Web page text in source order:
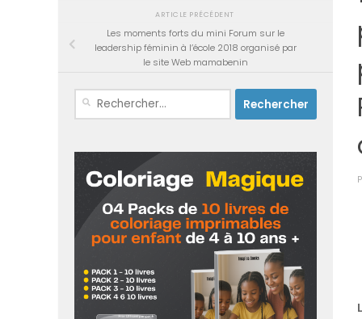
ARTICLE PRÉCÉDENT
Les moments forts du mini Forum sur le
leadership féminin à l’école 2018 organisé par
le site Web mamabenin
Rechercher :